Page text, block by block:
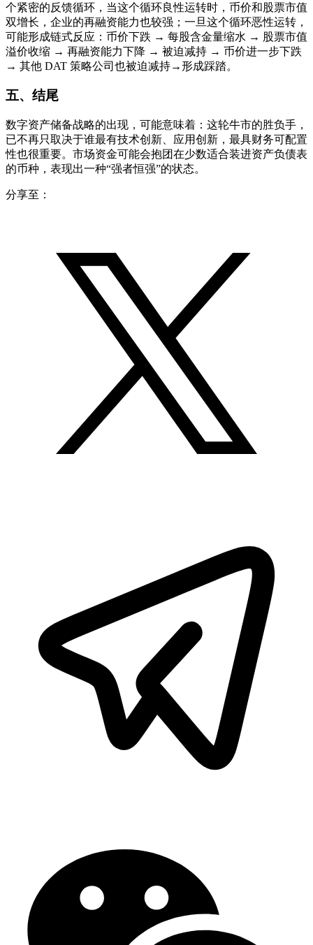
个紧密的反馈循环，当这个循环良性运转时，币价和股票市值
双增长，企业的再融资能力也较强；一旦这个循环恶性运转，
可能形成链式反应：币价下跌 → 每股含金量缩水 → 股票市值
溢价收缩 → 再融资能力下降 → 被迫减持 → 币价进一步下跌
→ 其他 DAT 策略公司也被迫减持→形成踩踏。
五、结尾
数字资产储备战略的出现，可能意味着：这轮牛市的胜负手，
已不再只取决于谁最有技术创新、应用创新，最具财务可配置
性也很重要。市场资金可能会抱团在少数适合装进资产负债表
的币种，表现出一种“强者恒强”的状态。
分享至：